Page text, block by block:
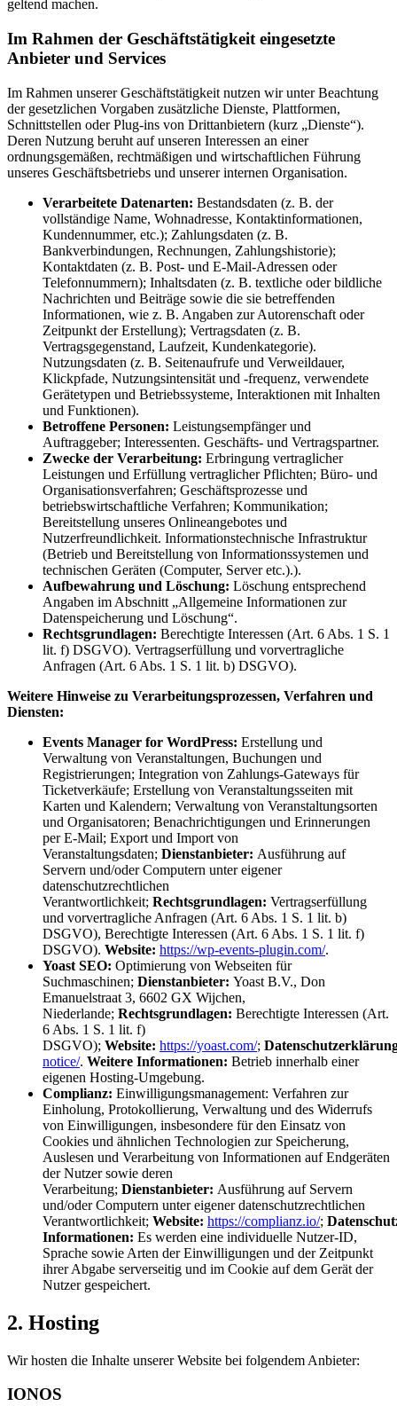
geltend machen.
Im Rahmen der Geschäftstätigkeit eingesetzte
Anbieter und Services
Im Rahmen unserer Geschäftstätigkeit nutzen wir unter Beachtung
der gesetzlichen Vorgaben zusätzliche Dienste, Plattformen,
Schnittstellen oder Plug-ins von Drittanbietern (kurz „Dienste“).
Deren Nutzung beruht auf unseren Interessen an einer
ordnungsgemäßen, rechtmäßigen und wirtschaftlichen Führung
unseres Geschäftsbetriebs und unserer internen Organisation.
Verarbeitete Datenarten: Bestandsdaten (z. B. der
vollständige Name, Wohnadresse, Kontaktinformationen,
Kundennummer, etc.); Zahlungsdaten (z. B.
Bankverbindungen, Rechnungen, Zahlungshistorie);
Kontaktdaten (z. B. Post- und E-Mail-Adressen oder
Telefonnummern); Inhaltsdaten (z. B. textliche oder bildliche
Nachrichten und Beiträge sowie die sie betreffenden
Informationen, wie z. B. Angaben zur Autorenschaft oder
Zeitpunkt der Erstellung); Vertragsdaten (z. B.
Vertragsgegenstand, Laufzeit, Kundenkategorie).
Nutzungsdaten (z. B. Seitenaufrufe und Verweildauer,
Klickpfade, Nutzungsintensität und -frequenz, verwendete
Gerätetypen und Betriebssysteme, Interaktionen mit Inhalten
und Funktionen).
Betroffene Personen: Leistungsempfänger und
Auftraggeber; Interessenten. Geschäfts- und Vertragspartner.
Zwecke der Verarbeitung: Erbringung vertraglicher
Leistungen und Erfüllung vertraglicher Pflichten; Büro- und
Organisationsverfahren; Geschäftsprozesse und
betriebswirtschaftliche Verfahren; Kommunikation;
Bereitstellung unseres Onlineangebotes und
Nutzerfreundlichkeit. Informationstechnische Infrastruktur
(Betrieb und Bereitstellung von Informationssystemen und
technischen Geräten (Computer, Server etc.).).
Aufbewahrung und Löschung: Löschung entsprechend
Angaben im Abschnitt „Allgemeine Informationen zur
Datenspeicherung und Löschung“.
Rechtsgrundlagen: Berechtigte Interessen (Art. 6 Abs. 1 S. 1
lit. f) DSGVO). Vertragserfüllung und vorvertragliche
Anfragen (Art. 6 Abs. 1 S. 1 lit. b) DSGVO).
Weitere Hinweise zu Verarbeitungsprozessen, Verfahren und
Diensten:
Events Manager for WordPress: Erstellung und
Verwaltung von Veranstaltungen, Buchungen und
Registrierungen; Integration von Zahlungs-Gateways für
Ticketverkäufe; Erstellung von Veranstaltungsseiten mit
Karten und Kalendern; Verwaltung von Veranstaltungsorten
und Organisatoren; Benachrichtigungen und Erinnerungen
per E-Mail; Export und Import von
Veranstaltungsdaten; Dienstanbieter: Ausführung auf
Servern und/oder Computern unter eigener
datenschutzrechtlichen
Verantwortlichkeit; Rechtsgrundlagen: Vertragserfüllung
und vorvertragliche Anfragen (Art. 6 Abs. 1 S. 1 lit. b)
DSGVO), Berechtigte Interessen (Art. 6 Abs. 1 S. 1 lit. f)
DSGVO). Website: https://wp-events-plugin.com/.
Yoast SEO: Optimierung von Webseiten für
Suchmaschinen; Dienstanbieter: Yoast B.V., Don
Emanuelstraat 3, 6602 GX Wijchen,
Niederlande; Rechtsgrundlagen: Berechtigte Interessen (Art.
6 Abs. 1 S. 1 lit. f)
DSGVO); Website: https://yoast.com/;
notice/. Weitere Informationen: Betrieb innerhalb einer
eigenen Hosting-Umgebung.
Complianz: Einwilligungsmanagement: Verfahren zur
Einholung, Protokollierung, Verwaltung und des Widerrufs
von Einwilligungen, insbesondere für den Einsatz von
Cookies und ähnlichen Technologien zur Speicherung,
Auslesen und Verarbeitung von Informationen auf Endgeräten
der Nutzer sowie deren
Verarbeitung; Dienstanbieter: Ausführung auf Servern
und/oder Computern unter eigener datenschutzrechtlichen
Verantwortlichkeit; Website: https://complianz.io/;
Informationen: Es werden eine individuelle Nutzer-ID,
Sprache sowie Arten der Einwilligungen und der Zeitpunkt
ihrer Abgabe serverseitig und im Cookie auf dem Gerät der
Nutzer gespeichert.
2. Hosting
Wir hosten die Inhalte unserer Website bei folgendem Anbieter:
IONOS